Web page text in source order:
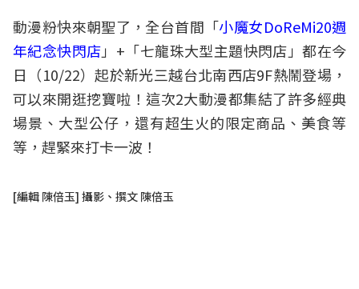
動漫粉快來朝聖了，全台首間「小魔女DoReMi20週
年紀念快閃店」+「七龍珠大型主題快閃店」都在今
日（10/22）起於新光三越台北南西店9F熱鬧登場，
可以來開逛挖寶啦！這次2大動漫都集結了許多經典
場景、大型公仔，還有超生火的限定商品、美食等
等，趕緊來打卡一波！
[編輯 陳倍玉] 攝影、撰文 陳倍玉